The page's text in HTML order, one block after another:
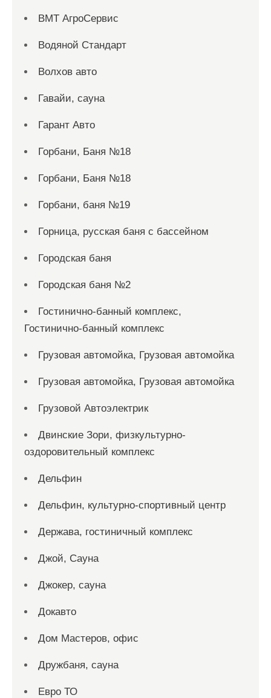
ВМТ АгроСервис
Водяной Стандарт
Волхов авто
Гавайи, сауна
Гарант Авто
Горбани, Баня №18
Горбани, Баня №18
Горбани, баня №19
Горница, русская баня с бассейном
Городская баня
Городская баня №2
Гостинично-банный комплекс,
Гостинично-банный комплекс
Грузовая автомойка, Грузовая автомойка
Грузовая автомойка, Грузовая автомойка
Грузовой Автоэлектрик
Двинские Зори, физкультурно-
оздоровительный комплекс
Дельфин
Дельфин, культурно-спортивный центр
Держава, гостиничный комплекс
Джой, Сауна
Джокер, сауна
Докавто
Дом Мастеров, офис
Дружбаня, сауна
Евро ТО